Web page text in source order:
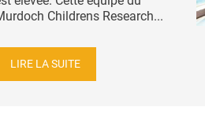
Childrens Research...
LIRE LA SUITE